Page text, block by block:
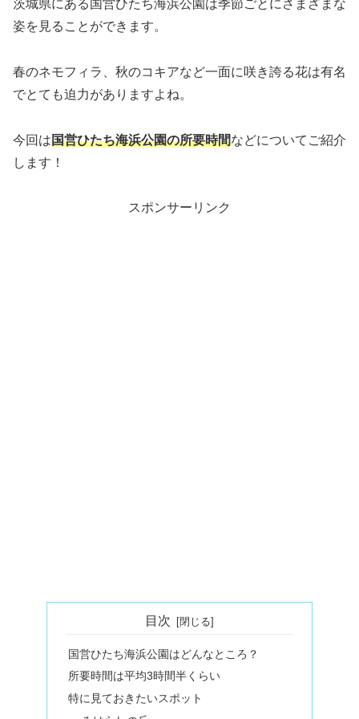
茨城県にある国営ひたち海浜公園は季節ごとにさまざまな
姿を見ることができます。
春のネモフィラ、秋のコキアなど一面に咲き誇る花は有名
でとても迫力がありますよね。
今回は国営ひたち海浜公園の所要時間などについてご紹介
します！
スポンサーリンク
目次
国営ひたち海浜公園はどんなところ？
所要時間は平均3時間半くらい
特に見ておきたいスポット